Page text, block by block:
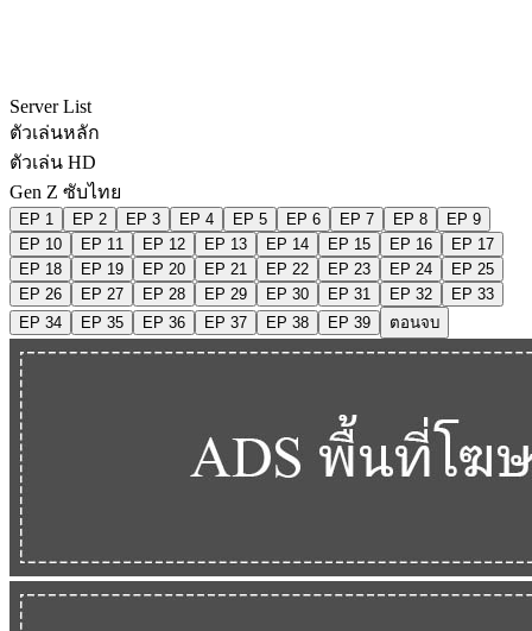
Server List
ตัวเล่นหลัก
ตัวเล่น HD
Gen Z ซับไทย
EP 1 EP 2 EP 3 EP 4 EP 5 EP 6 EP 7 EP 8
EP 9
EP 10
EP 11 EP 12 EP 13 EP 14 EP 15 EP 16
EP 17
EP 18
EP 19 EP 20 EP 21 EP 22 EP 23 EP 24
EP 25
EP 26
EP 27 EP 28 EP 29 EP 30 EP 31 EP 32
EP 33
EP 34
EP 35 EP 36 EP 37 EP 38 EP 39 ตอนจบ